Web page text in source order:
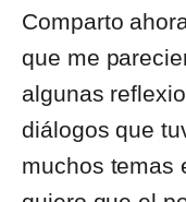
Comparto
que me
algunas
diálogos que
muchos temas